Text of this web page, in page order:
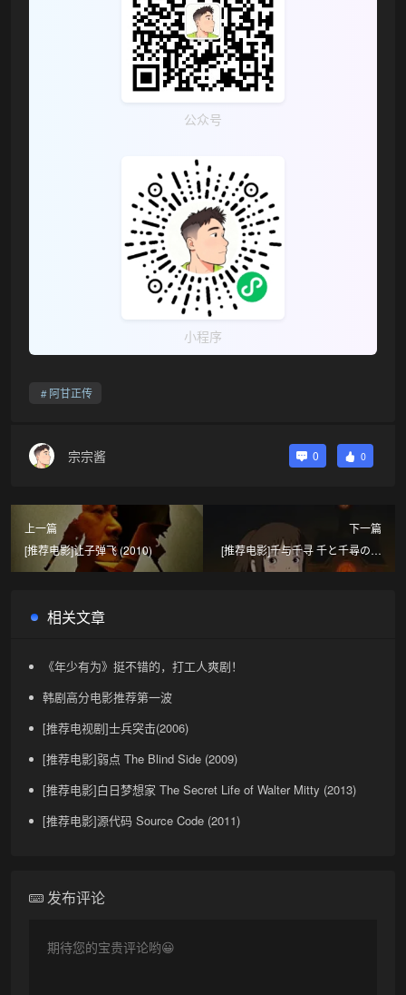
公众号
小程序
阿甘正传
宗宗酱 0 0
上一篇
[推荐电影]让子弹飞 (2010)
下一篇
[推荐电影]千与千寻 千と千尋の神
隠し (2001)
相关文章
《年少有为》挺不错的，打工人爽剧！
韩剧高分电影推荐第一波
[推荐电视剧]士兵突击(2006)
[推荐电影]弱点 The Blind Side (2009)
[推荐电影]白日梦想家 The Secret Life of Walter Mitty (2013)
[推荐电影]源代码 Source Code (2011)
发布评论